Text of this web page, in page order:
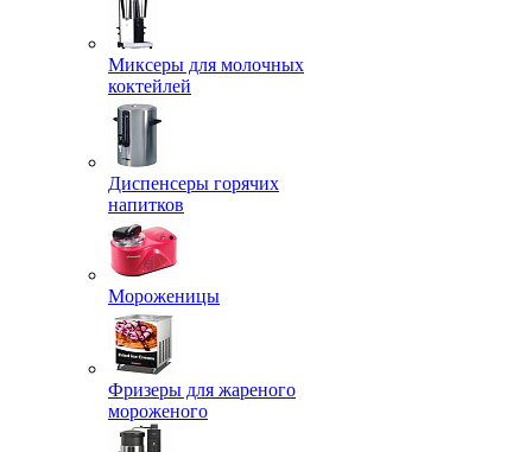
Миксеры для молочных
коктейлей
Диспенсеры горячих
напитков
Мороженицы
Фризеры для жареного
мороженого